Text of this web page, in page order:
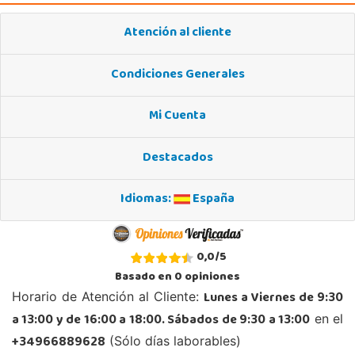
Localizar Tienda
POCAS UNIDADES
48903, Barakaldo
POCAS UNIDADES
Juguetilandia Cocentaina
Avd. Alicante,27 (Carretera N-340)
03820, Cocentaina
965 59 27 53
Localizar Tienda
Atención al cliente
Condiciones Generales
Mi Cuenta
Destacados
Idiomas:
España
0,0/5
Basado en0opiniones
Horario de Atención al Cliente: Lunes a Viernes de 9:30
a 13:00 y de 16:00 a 18:00. Sábados de 9:30 a 13:00 en el
+34966889628 (Sólo días laborables)